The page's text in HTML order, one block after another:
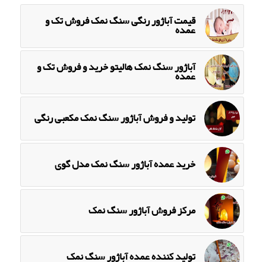
قیمت آباژور رنگی سنگ نمک فروش تک و
عمده
آباژور سنگ نمک هالیتو خرید و فروش تک و
عمده
تولید و فروش آباژور سنگ نمک مکعبی رنگی
خرید عمده آباژور سنگ نمک مدل گوی
مرکز فروش آباژور سنگ نمک
تولید کننده عمده آباژور سنگ نمک